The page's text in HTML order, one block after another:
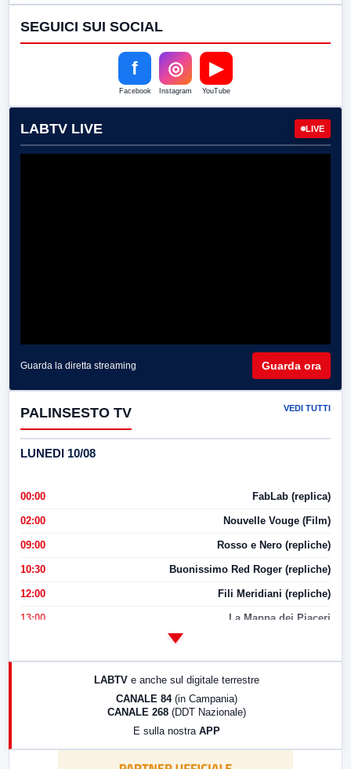
SEGUICI SUI SOCIAL
f
Facebook
◎
Instagram
▶
YouTube
LABTV LIVE LIVE
Guarda la diretta streaming Guarda ora
PALINSESTO TV VEDI TUTTI
LUNEDI 10/08
00:00 FabLab (replica)
02:00 Nouvelle Vouge (Film)
09:00 Rosso e Nero (repliche)
10:30 Buonissimo Red Roger (repliche)
12:00 Fili Meridiani (repliche)
13:00 La Mappa dei Piaceri
LABTV e anche sul digitale terrestre
CANALE 84 (in Campania)
CANALE 268 (DDT Nazionale)
E sulla nostra APP